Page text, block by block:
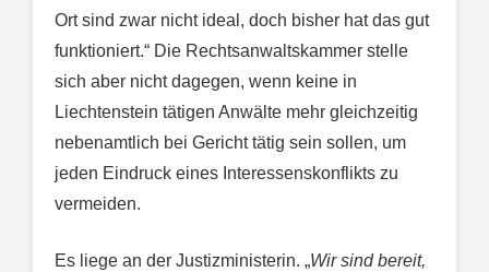
Ort sind zwar nicht ideal, doch bisher hat das gut
funktioniert.“ Die Rechtsanwaltskammer stelle
sich aber nicht dagegen, wenn keine in
Liechtenstein tätigen Anwälte mehr gleichzeitig
nebenamtlich bei Gericht tätig sein sollen, um
jeden Eindruck eines Interessenskonflikts zu
vermeiden.
Es liege an der Justizministerin. „Wir sind bereit,